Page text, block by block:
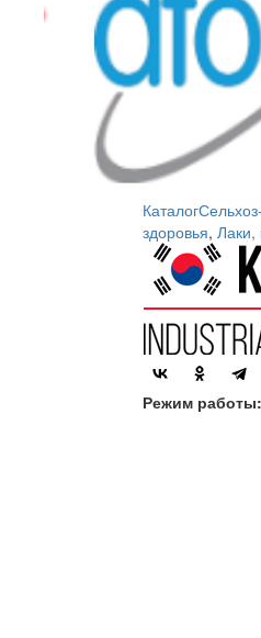
Каталог
здоровья, Лаки,
Режим